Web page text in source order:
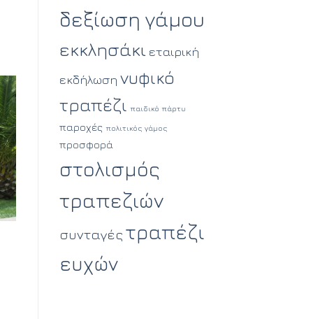
δεξίωση γάμου
εκκλησάκι εταιρική
εκδήλωση νυφικό
τραπέζι παιδικό πάρτυ
παροχές πολιτικός γάμος
προσφορά
στολισμός
τραπεζιών
συνταγές τραπέζι
ευχών